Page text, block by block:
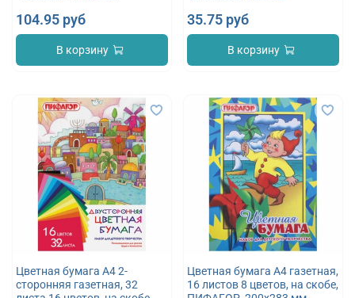
104.95 руб
В корзину
35.75 руб
В корзину
Цветная бумага А4 2-
сторонняя газетная, 32
Цветная бумага А4 газетная,
16 листов 8 цветов, на скобе,